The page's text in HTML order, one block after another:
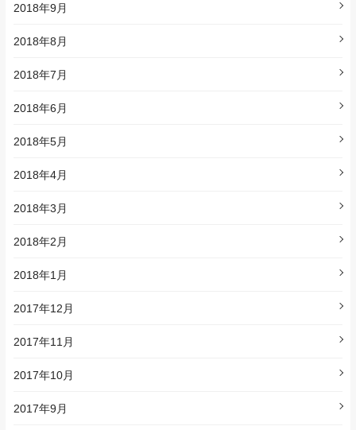
2018年9月
2018年8月
2018年7月
2018年6月
2018年5月
2018年4月
2018年3月
2018年2月
2018年1月
2017年12月
2017年11月
2017年10月
2017年9月